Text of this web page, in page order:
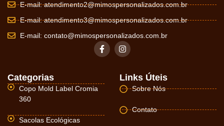
E-mail:atendimento2@mimospersonalizados.com.br
E-mail:atendimento3@mimospersonalizados.com.br
E-mail: contato@mimospersonalizados.com.br
Categorias
Copo Mold Label Cromia
360
Sacolas Ecológicas
Links Úteis
Sobre Nós
Contato